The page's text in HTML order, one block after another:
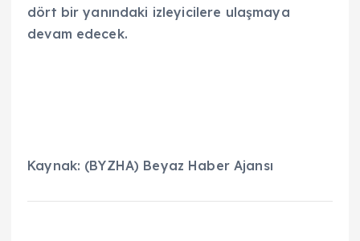
dört bir yanındaki izleyicilere ulaşmaya
devam edecek.
Kaynak: (BYZHA) Beyaz Haber Ajansı